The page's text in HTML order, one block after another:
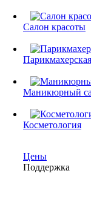
Салон красоты
Парикмахерская
Маникюрный
Косметология
Цены
Поддержка